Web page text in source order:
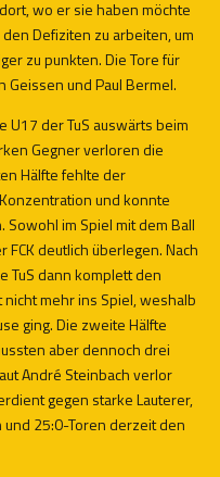
wo er sie haben möchte
Defiziten zu arbeiten, um
zu punkten. Die Tore für
Geissen und Paul Bermel.
U17 der TuS auswärts beim
Gegner verloren die
Hälfte fehlte der
und konnte
im Spiel mit dem Ball
deutlich überlegen. Nach
TuS dann komplett den
mehr ins Spiel, weshalb
ging. Die zweite Hälfte
aber dennoch drei
André Steinbach verlor
gegen starke Lauterer,
25:0-Toren derzeit den